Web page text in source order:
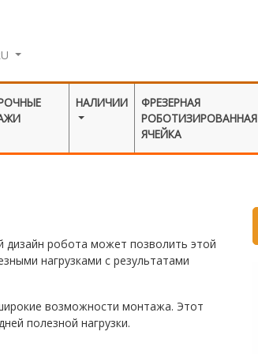
НАЛИЧИИ
ФРЕЗЕРНАЯ
РОБОТИЗИРОВАННАЯ
ЯЧЕЙКА
дизайн робота может позволить этой
нагрузками с результатами
возможности монтажа. Этот
полезной нагрузки.